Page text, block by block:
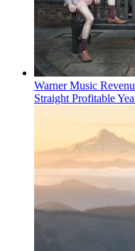
Warner Music
Straight Profitable